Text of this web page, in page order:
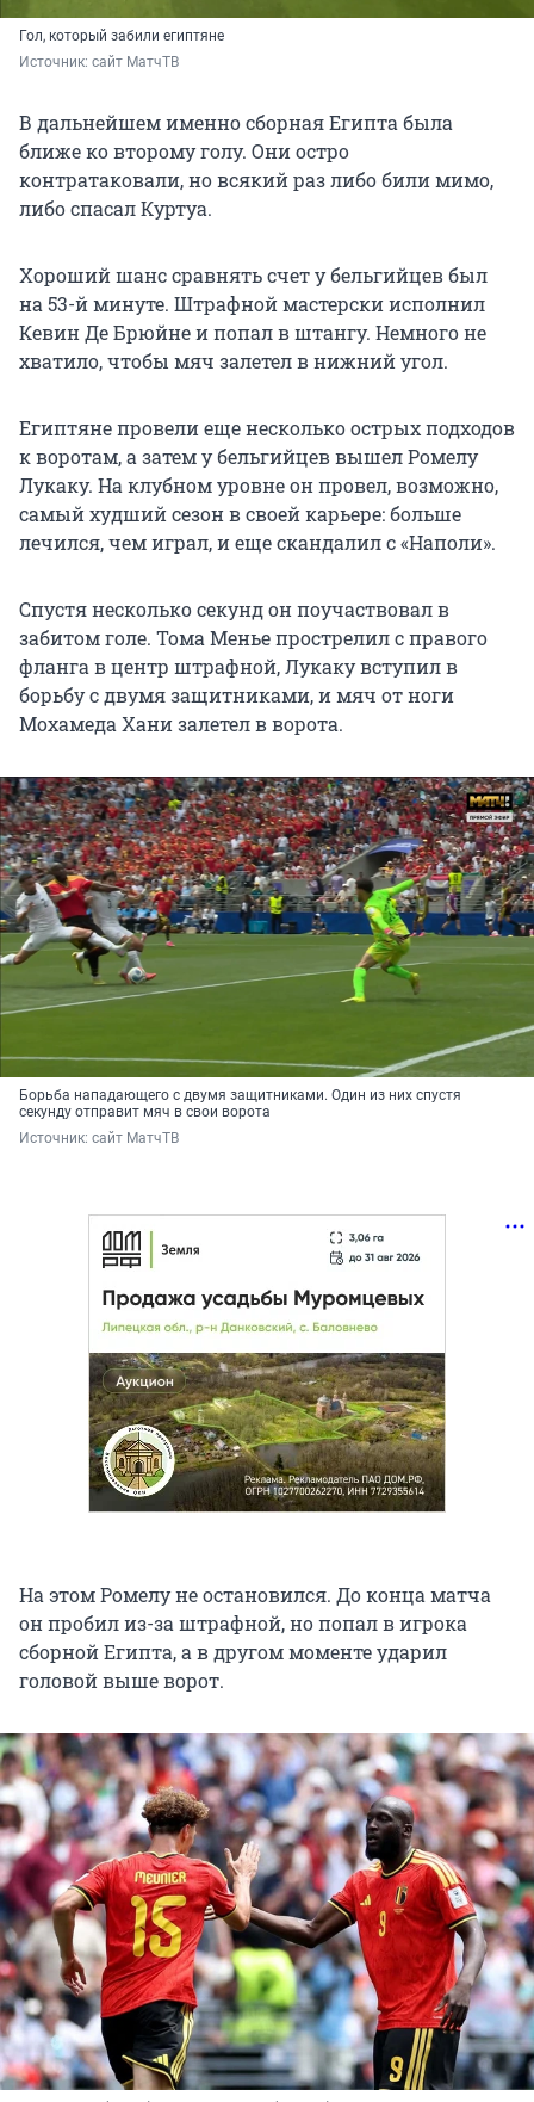
Гол, который забили египтяне
Источник: сайт МатчТВ
В дальнейшем именно сборная Египта была
ближе ко второму голу. Они остро
контратаковали, но всякий раз либо били мимо,
либо спасал Куртуа.
Хороший шанс сравнять счет у бельгийцев был
на 53-й минуте. Штрафной мастерски исполнил
Кевин Де Брюйне и попал в штангу. Немного не
хватило, чтобы мяч залетел в нижний угол.
Египтяне провели еще несколько острых подходов
к воротам, а затем у бельгийцев вышел Ромелу
Лукаку. На клубном уровне он провел, возможно,
самый худший сезон в своей карьере: больше
лечился, чем играл, и еще скандалил с «Наполи».
Спустя несколько секунд он поучаствовал в
забитом голе. Тома Менье прострелил с правого
фланга в центр штрафной, Лукаку вступил в
борьбу с двумя защитниками, и мяч от ноги
Мохамеда Хани залетел в ворота.
Борьба нападающего с двумя защитниками. Один из них спустя
секунду отправит мяч в свои ворота
Источник: сайт МатчТВ
На этом Ромелу не остановился. До конца матча
он пробил из-за штрафной, но попал в игрока
сборной Египта, а в другом моменте ударил
головой выше ворот.